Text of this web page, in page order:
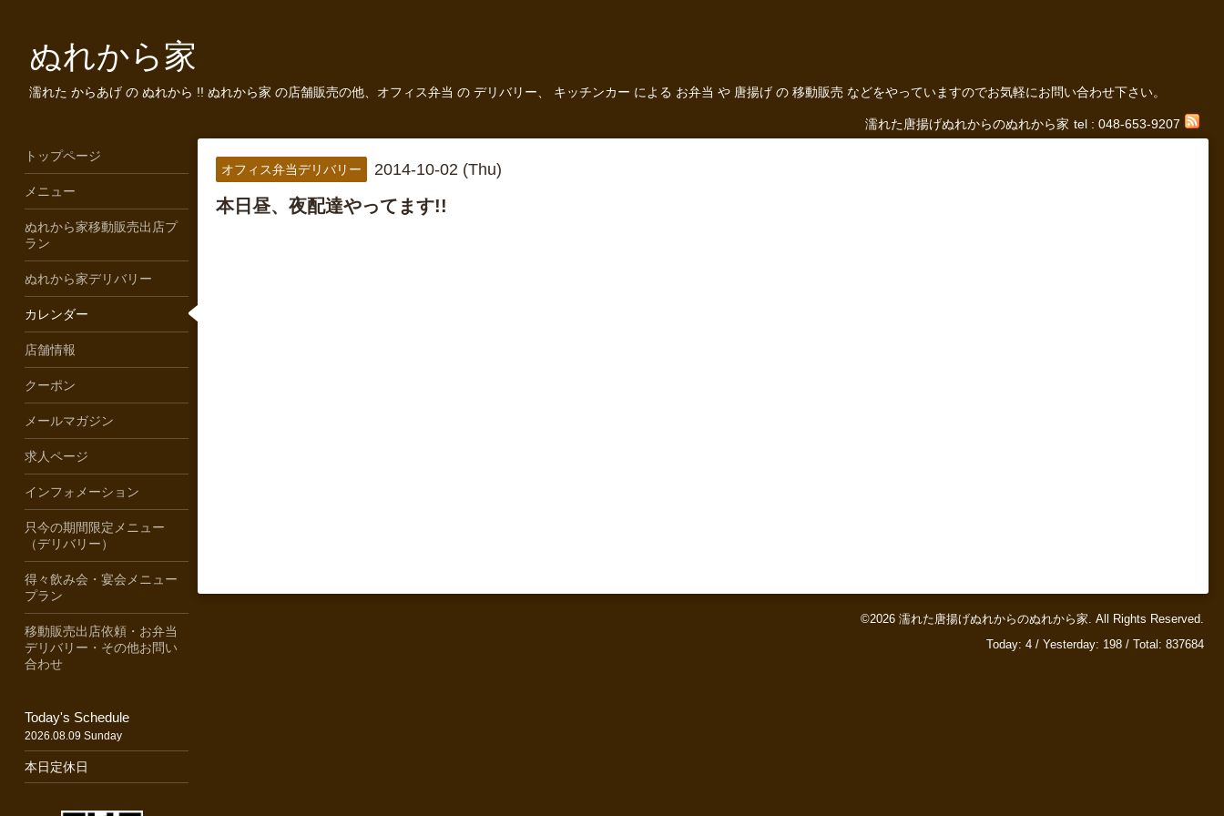
ぬれから家
濡れた からあげ の ぬれから !! ぬれから家 の店舗販売の他、オフィス弁当 の デリバリー、 キッチンカー による お弁当 や 唐揚げ の 移動販売 などをやっていますのでお気軽にお問い合わせ下さい。
濡れた唐揚げぬれからのぬれから家 tel : 048-653-9207
オフィス弁当デリバリー 2014-10-02 (Thu)
本日昼、夜配達やってます!!
©2026 濡れた唐揚げぬれからのぬれから家. All Rights Reserved.
Today: 4 / Yesterday: 198 / Total: 837684
トップページ
メニュー
ぬれから家移動販売出店プ
ラン
ぬれから家デリバリー
カレンダー
店舗情報
クーポン
メールマガジン
求人ページ
インフォメーション
只今の期間限定メニュー
（デリバリー）
得々飲み会・宴会メニュー
プラン
移動販売出店依頼・お弁当
デリバリー・その他お問い
合わせ
Today's Schedule
2026.08.09 Sunday
本日定休日